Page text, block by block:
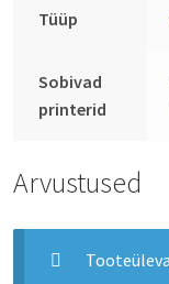
Tüüp
Sobivad
printerid
Arvustused